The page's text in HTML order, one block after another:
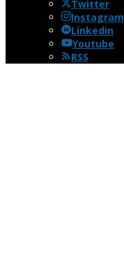
Twitter
Instagram
Linkedin
Youtube
RSS